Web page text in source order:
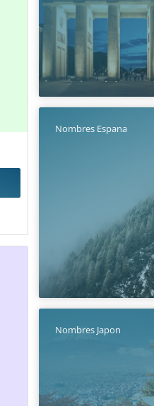
Nombres Espana
Nombres Japon